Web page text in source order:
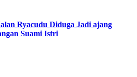
Ryacudu Diduga Jadi ajang
Suami Istri